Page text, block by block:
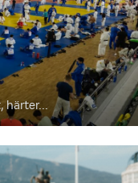
härter...